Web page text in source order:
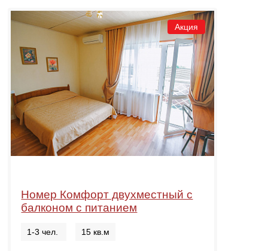
Акция
Номер Комфорт двухместный с
балконом с питанием
1-3 чел. 15 кв.м